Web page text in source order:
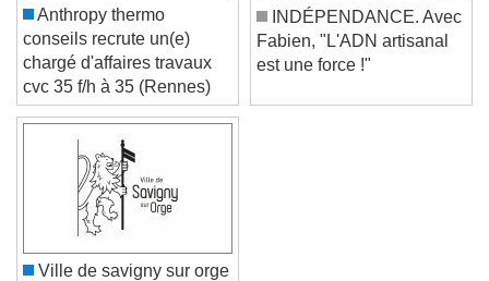
Color
Font Size
Text Edge Style
Font Family
Reset Done
Anthropy thermo
conseils recrute un(e)
chargé d'affaires travaux
cvc 35 f/h à 35 (Rennes)
INDÉPENDANCE. Avec
Fabien, "L'ADN artisanal